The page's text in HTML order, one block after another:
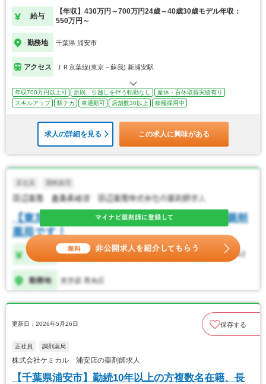
給与
【年収】430万円～700万円24歳～40歳30歳モデル年収：
550万円～
勤務地 千葉県 浦安市
アクセス ＪＲ京葉線(東京－蘇我) 新浦安駅
年収700万円以上可 原則、引越しを伴う転勤なし
産休・育休取得実績有り
スキルアップ
駅チカ 車通勤可 店舗数30以上 積極採用中
求人の詳細を見る この求人に興味がある
更新日：2026年5月26日 保存する
正社員 調剤薬局
株式会社ケミカル 浦安店の薬剤師求人
【千葉県浦安市】勤続10年以上の方複数名在籍、長